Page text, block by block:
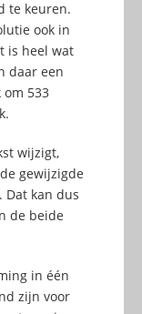
te keuren.
ook in
is heel wat
daar een
533
wijzigt,
gewijzigde
Dat kan dus
de beide
in één
zijn voor